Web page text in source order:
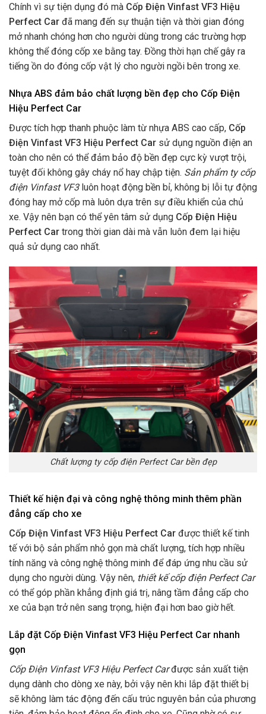
Chính vì sự tiện dụng đó mà Cốp Điện Vinfast VF3 Hiệu
Perfect Car đã mang đến sự thuận tiện và thời gian đóng
mở nhanh chóng hơn cho người dùng trong các trường hợp
không thể đóng cốp xe bằng tay. Đồng thời hạn chế gây ra
tiếng ồn do đóng cốp vật lý cho người ngồi bên trong xe.
Nhựa ABS đảm bảo chất lượng bền đẹp cho Cốp Điện
Hiệu Perfect Car
Được tích hợp thanh phuộc làm từ nhựa ABS cao cấp, Cốp
Điện Vinfast VF3 Hiệu Perfect Car sử dụng nguồn điện an
toàn cho nên có thể đảm bảo độ bền đẹp cực kỳ vượt trội,
tuyệt đối không gây cháy nổ hay chập tiện. Sản phẩm ty cốp
điện Vinfast VF3 luôn hoạt động bền bỉ, không bị lỗi tự động
đóng hay mở cốp mà luôn dựa trên sự điều khiển của chủ
xe. Vậy nên bạn có thể yên tâm sử dụng Cốp Điện Hiệu
Perfect Car trong thời gian dài mà vẫn luôn đem lại hiệu
quả sử dụng cao nhất.
Chất lượng ty cốp điện Perfect Car bền đẹp
Thiết kế hiện đại và công nghệ thông minh thêm phần
đẳng cấp cho xe
Cốp Điện Vinfast VF3 Hiệu Perfect Car được thiết kế tinh
tế với bộ sản phẩm nhỏ gọn mà chất lượng, tích hợp nhiều
tính năng và công nghệ thông minh để đáp ứng nhu cầu sử
dụng cho người dùng. Vậy nên, thiết kế cốp điện Perfect Car
có thể góp phần khẳng định giá trị, nâng tầm đẳng cấp cho
xe của bạn trở nên sang trọng, hiện đại hơn bao giờ hết.
Lắp đặt Cốp Điện Vinfast VF3 Hiệu Perfect Car nhanh
gọn
Cốp Điện Vinfast VF3 Hiệu Perfect Carđược sản xuất tiện
dụng dành cho dòng xe này, bởi vậy nên khi lắp đặt thiết bị
sẽ không làm tác động đến cấu trúc nguyên bản của phương